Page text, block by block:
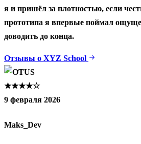
я и пришёл за плотностью, если
прототипа я впервые поймал
доводить до конца.
Отзывы о XYZ School
★★★★☆
9 февраля 2026
Maks_Dev